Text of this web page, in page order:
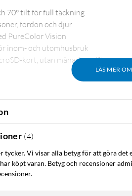
LÄS MER
70° tilt för full täckning
fordon och djur
PureColor Vision
inom- och utomhusbruk
kort, utan månadsavgift
och 70 graders tilt täcker
för att bevaka ett helt rum eller en
(4)
tycker. Vi visar alla betyg för att göra
köpt varan. Betyg och recensioner